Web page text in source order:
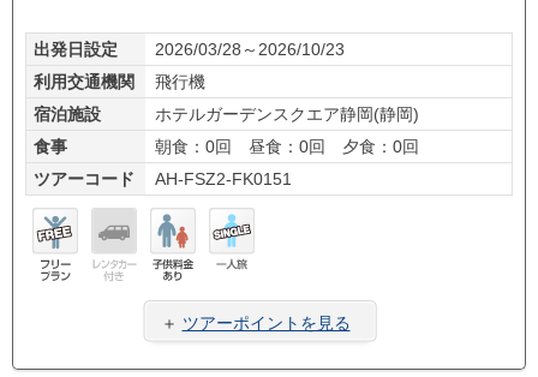
出発日設定
2026/03/28～2026/10/23
利用交通機関
飛行機
宿泊施設
ホテルガーデンスクエア静岡(静岡)
食事
朝食：0回 昼食：0回 夕食：0回
ツアーコード
AH-FSZ2-FK0151
料金
旅
＋ ツアーポイントを見る